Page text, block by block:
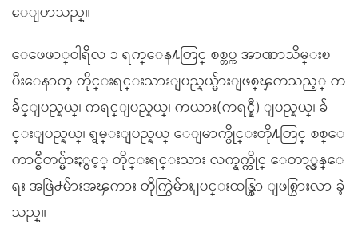
ေျပာသည္။
ေဖေဖာ္ဝါရီလ ၁ ရက္ေန႔တြင္ စစ္တပ္က အာဏာသိမ္းၿ
ပီးေနာက္ တိုင္းရင္းသားျပည္နယ္မ်ားျဖစ္ၾကသည့္ က
ခ်င္ျပည္နယ္၊ ကရင္ျပည္နယ္၊ ကယား(ကရင္နီ) ျပည္နယ္၊ ခ်
င္းျပည္နယ္၊ ရွမ္းျပည္နယ္ ေျမာက္ပိုင္းတို႔တြင္ စစ္ေ
ကာင္စီတပ္မ်ားႏွင့္ တိုင္းရင္းသား လက္နက္ကိုင္ ေတာ္လွန္ေ
ရး အဖြဲ႕မ်ားအၾကား တိုက္ပြဲမ်ား ျပင္းထန္စြာ ျဖစ္ပြားလာ ခဲ့
သည္။